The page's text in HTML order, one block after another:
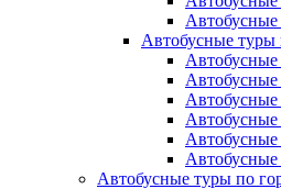
Автобусные
Автобусные
Автобусные туры по